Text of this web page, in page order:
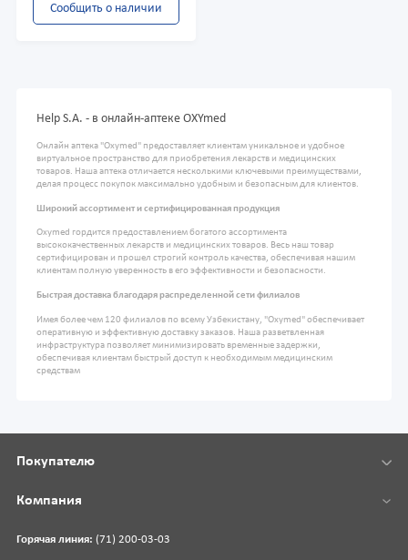
Сообщить о наличии
Help S.A. - в онлайн-аптеке OXYmed
Онлайн аптека "Oxymed" предоставляет клиентам уникальное и удобное
виртуальное пространство для приобретения лекарств и медицинских
товаров. Наша аптека отличается несколькими ключевыми преимуществами,
делая процесс покупок максимально удобным и безопасным для клиентов.
Широкий ассортимент и сертифицированная продукция
Oxymed гордится предоставлением богатого ассортимента
высококачественных лекарств и медицинских товаров. Весь наш товар
сертифицирован и прошел строгий контроль качества, обеспечивая нашим
клиентам полную уверенность в его эффективности и безопасности.
Быстрая доставка благодаря распределенной сети филиалов
Имея более чем 120 филиалов по всему Узбекистану, "Oxymed" обеспечивает
оперативную и эффективную доставку заказов. Наша разветвленная
инфраструктура позволяет минимизировать временные задержки,
обеспечивая клиентам быстрый доступ к необходимым медицинским
средствам
Горячая линия: (71) 200-03-03
Покупателю
Компания